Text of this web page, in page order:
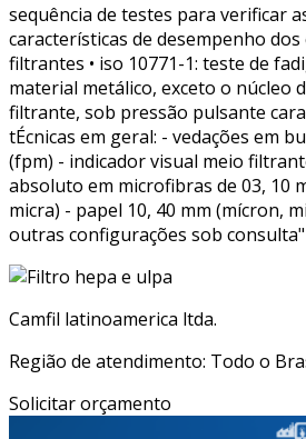
sequência de testes para verificar
características de desempenho
filtrantes • iso 10771-1: teste de
material metálico, exceto o núcleo
filtrante, sob pressão pulsante
tÉcnicas em geral: - vedações em
(fpm) - indicador visual meio
absoluto em microfibras de 03, 10
micra) - papel 10, 40 mm (mícron,
outras configurações sob consulta"
Camfil latinoamerica ltda.
Região de atendimento: Todo o
Solicitar orçamento